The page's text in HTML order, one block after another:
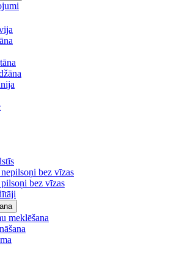
bez vīzas
bez vīzas
meklēšana